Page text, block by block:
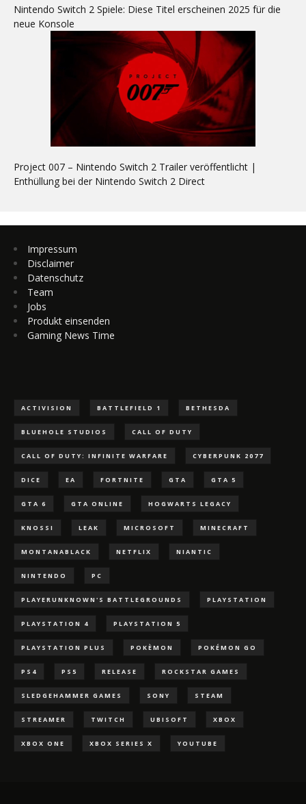
Nintendo Switch 2 Spiele: Diese Titel erscheinen 2025 für die
neue Konsole
Project 007 – Nintendo Switch 2 Trailer veröffentlicht |
Enthüllung bei der Nintendo Switch 2 Direct
Impressum
Disclaimer
Datenschutz
Team
Jobs
Produkt einsenden
Gaming News Time
ACTIVISION BATTLEFIELD 1 BETHESDA
BLUEHOLE STUDIOS CALL OF DUTY
CALL OF DUTY: INFINITE WARFARE CYBERPUNK 2077
DICE EA FORTNITE GTA GTA 5
GTA 6 GTA ONLINE HOGWARTS LEGACY
KNOSSI LEAK MICROSOFT MINECRAFT
MONTANABLACK NETFLIX NIANTIC
NINTENDO PC
PLAYERUNKNOWN'S BATTLEGROUNDS PLAYSTATION
PLAYSTATION 4 PLAYSTATION 5
PLAYSTATION PLUS POKÈMON POKÉMON GO
PS4 PS5 RELEASE ROCKSTAR GAMES
SLEDGEHAMMER GAMES SONY STEAM
STREAMER TWITCH UBISOFT XBOX
XBOX ONE XBOX SERIES X YOUTUBE